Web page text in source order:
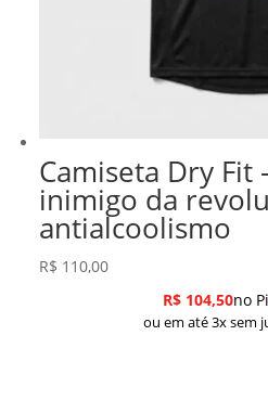
Camiseta Dry Fit
inimigo da
antialcoolismo
R$ 110,00
R$104,50no
ou em até 3x sem